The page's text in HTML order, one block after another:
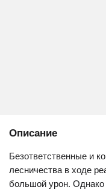
Описание
Безответственные и
лесничества в ходе
большой урон. Однако